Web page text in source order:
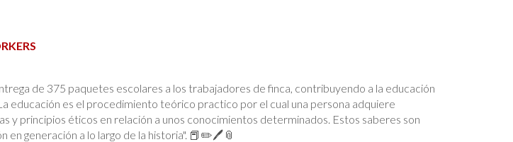
de 375 paquetes escolares a los trabajadores de finca, contribuyendo a la educación
educación es el procedimiento teórico practico por el cual una persona adquiere
y principios éticos en relación a unos conocimientos determinados. Estos saberes son
en generación a lo largo de la historia". 📕✏️🖊📎